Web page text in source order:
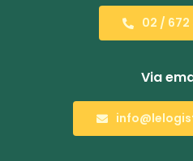
02 / 672
Via